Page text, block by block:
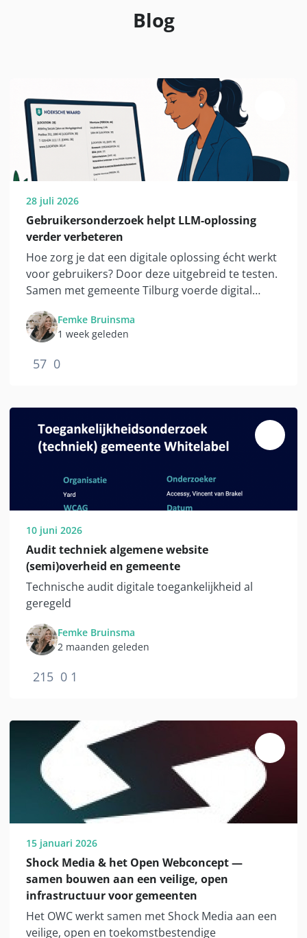
Blog
28 juli 2026
Gebruikersonderzoek helpt LLM-oplossing
verder verbeteren
Hoe zorg je dat een digitale oplossing écht werkt
voor gebruikers? Door deze uitgebreid te testen.
Samen met gemeente Tilburg voerde digital
publicatievoorziening met LLM-anonimisering.
Femke Bruinsma
1 week geleden
57 0
10 juni 2026
Audit techniek algemene website
(semi)overheid en gemeente
Technische audit digitale toegankelijkheid al
geregeld
Femke Bruinsma
2 maanden geleden
215 0 1
15 januari 2026
Shock Media & het Open Webconcept —
samen bouwen aan een veilige, open
infrastructuur voor gemeenten
Het OWC werkt samen met Shock Media aan een
veilige, open en toekomstbestendige